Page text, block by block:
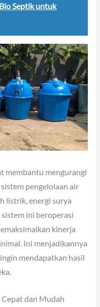
Septik untuk
membantu mengurangi
pengelolaan air
listrik, energi surya
ini beroperasi
kinerja
Ini menjadikannya
mendapatkan hasil
Cepat dan Mudah